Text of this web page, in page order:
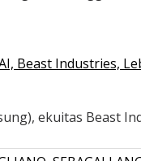
Beast Industries,
ekuitas Beast